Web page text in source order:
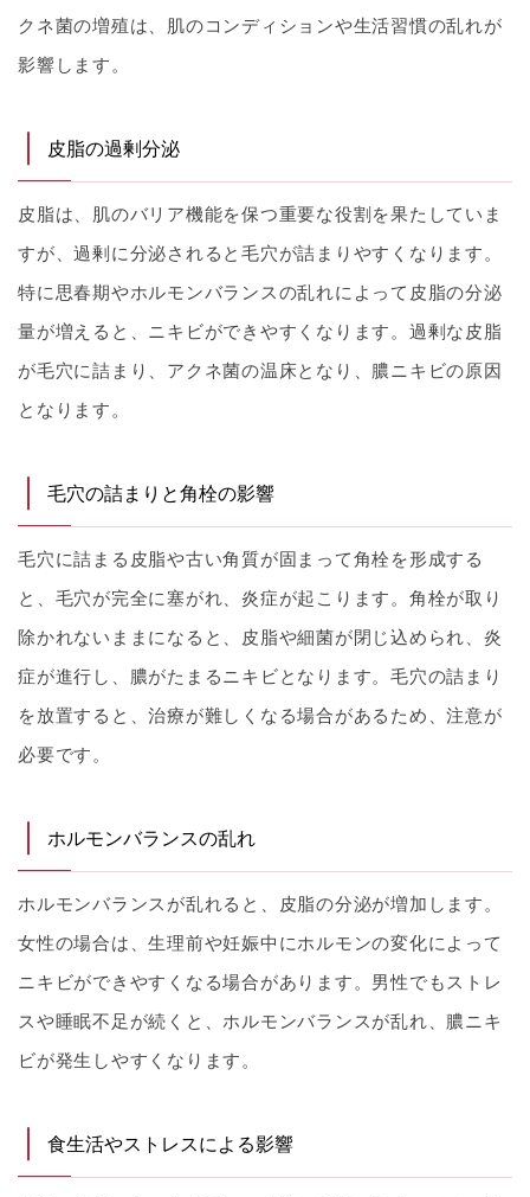
クネ菌の増殖は、肌のコンディションや生活習慣の乱れが
影響します。
皮脂の過剰分泌
皮脂は、肌のバリア機能を保つ重要な役割を果たしていま
すが、過剰に分泌されると毛穴が詰まりやすくなります。
特に思春期やホルモンバランスの乱れによって皮脂の分泌
量が増えると、ニキビができやすくなります。過剰な皮脂
が毛穴に詰まり、アクネ菌の温床となり、膿ニキビの原因
となります。
毛穴の詰まりと角栓の影響
毛穴に詰まる皮脂や古い角質が固まって角栓を形成する
と、毛穴が完全に塞がれ、炎症が起こります。角栓が取り
除かれないままになると、皮脂や細菌が閉じ込められ、炎
症が進行し、膿がたまるニキビとなります。毛穴の詰まり
を放置すると、治療が難しくなる場合があるため、注意が
必要です。
ホルモンバランスの乱れ
ホルモンバランスが乱れると、皮脂の分泌が増加します。
女性の場合は、生理前や妊娠中にホルモンの変化によって
ニキビができやすくなる場合があります。男性でもストレ
スや睡眠不足が続くと、ホルモンバランスが乱れ、膿ニキ
ビが発生しやすくなります。
食生活やストレスによる影響